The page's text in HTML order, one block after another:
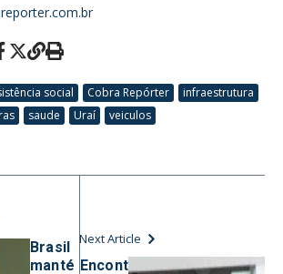
social Cobra Repórter
infraestrutura
saude Uraí veiculos
Brasil
manté
Next Article
Encont